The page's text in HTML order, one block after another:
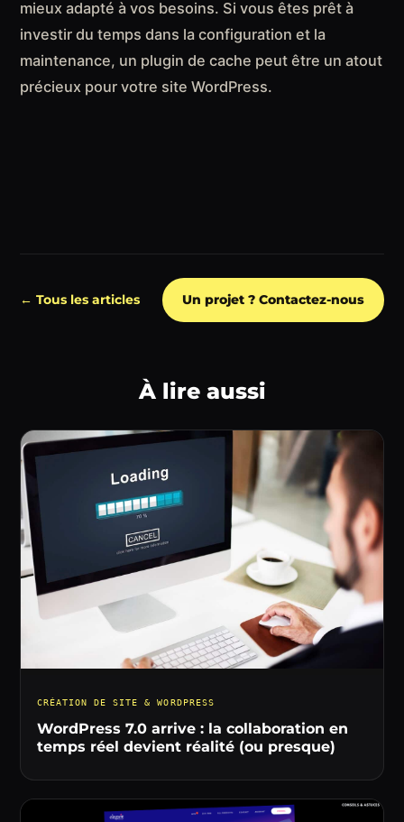
mieux adapté à vos besoins. Si vous êtes prêt à
investir du temps dans la configuration et la
maintenance, un plugin de cache peut être un atout
précieux pour votre site WordPress.
← Tous les articles Un projet ? Contactez-nous
À lire aussi
CRÉATION DE SITE & WORDPRESS
WordPress 7.0 arrive : la collaboration en
temps réel devient réalité (ou presque)